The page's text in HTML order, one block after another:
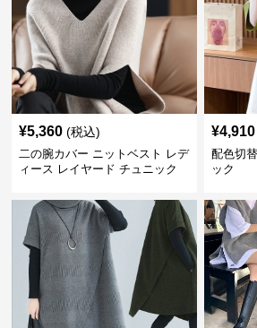
¥5,360 (税込)
二の腕カバー ニットベスト レデ
ィース レイヤード チュニック
¥4,910
配色切
ック